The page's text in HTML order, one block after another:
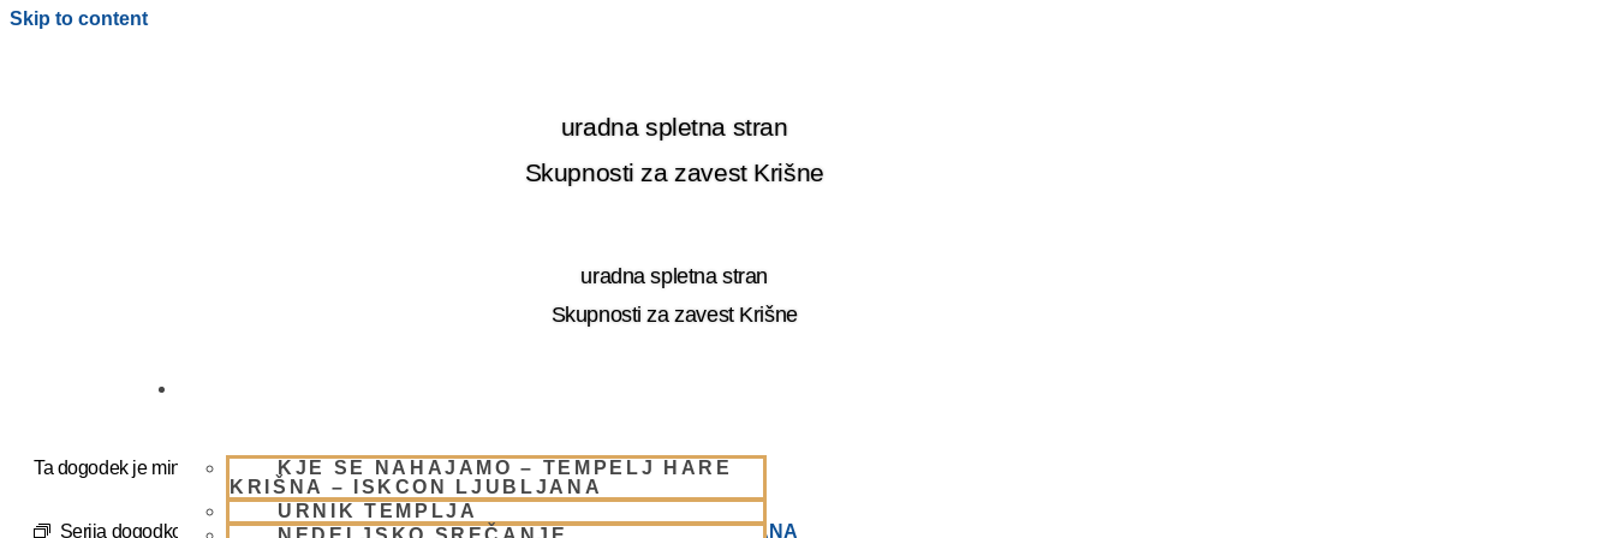
Skip to content
uradna spletna stran
Skupnosti za zavest Krišne
uradna spletna stran
Skupnosti za zavest Krišne
KJE SE NAHAJAMO – TEMPELJ HARE
KRIŠNA – ISKCON LJUBLJANA
URNIK TEMPLJA
Ta dogodek je minil.
Serija dogodkov: NEDELJSKO SREČANJE – CENTER HARE KRIŠNA LJUBLJANA